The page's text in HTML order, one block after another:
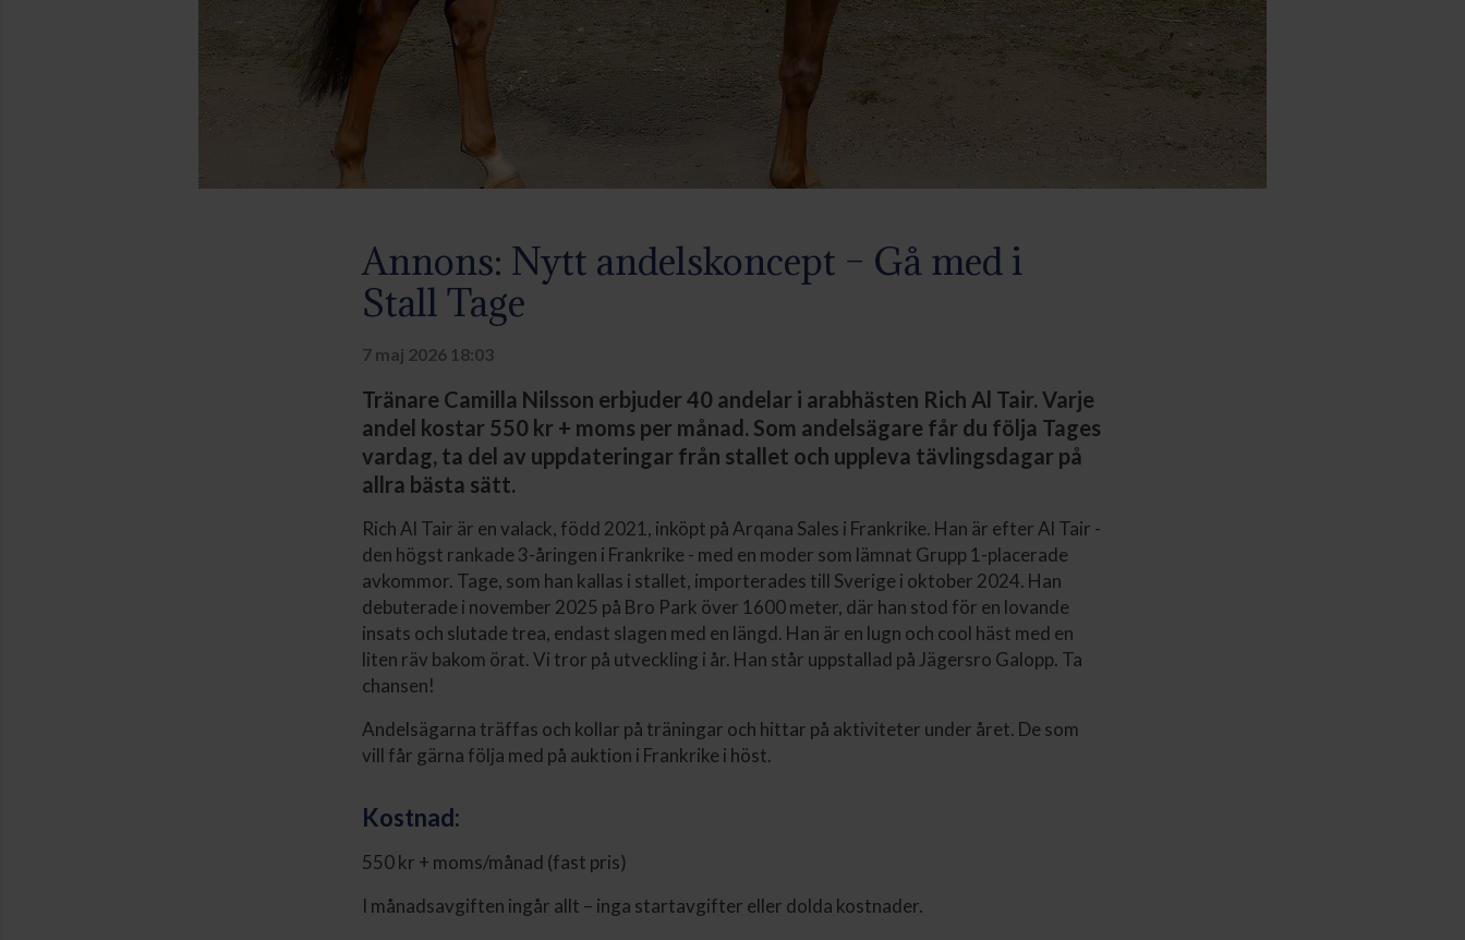
Annons: Nytt andelskoncept – Gå med i
Stall Tage
7 maj 2026 18:03
Tränare Camilla Nilsson erbjuder 40 andelar i arabhästen Rich Al Tair. Varje
andel kostar 550 kr + moms per månad. Som andelsägare får du följa Tages
vardag, ta del av uppdateringar från stallet och uppleva tävlingsdagar på
allra bästa sätt.
Rich Al Tair är en valack, född 2021, inköpt på Arqana Sales i Frankrike. Han är efter Al Tair -
den högst rankade 3-åringen i Frankrike - med en moder som lämnat Grupp 1-placerade
avkommor. Tage, som han kallas i stallet, importerades till Sverige i oktober 2024. Han
debuterade i november 2025 på Bro Park över 1600 meter, där han stod för en lovande
insats och slutade trea, endast slagen med en längd. Han är en lugn och cool häst med en
liten räv bakom örat. Vi tror på utveckling i år. Han står uppstallad på Jägersro Galopp. Ta
chansen!
Andelsägarna träffas och kollar på träningar och hittar på aktiviteter under året. De som
vill får gärna följa med på auktion i Frankrike i höst.
Kostnad:
550 kr + moms/månad (fast pris)
I månadsavgiften ingår allt – inga startavgifter eller dolda kostnader.